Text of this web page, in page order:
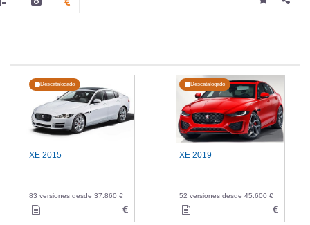
Descatalogado
XE 2015
83 versiones desde 37.860 €
Descatalogado
XE 2019
52 versiones desde 45.600 €